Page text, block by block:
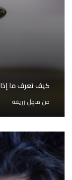
كيف تعرف ما إذا
من منهل زريقة